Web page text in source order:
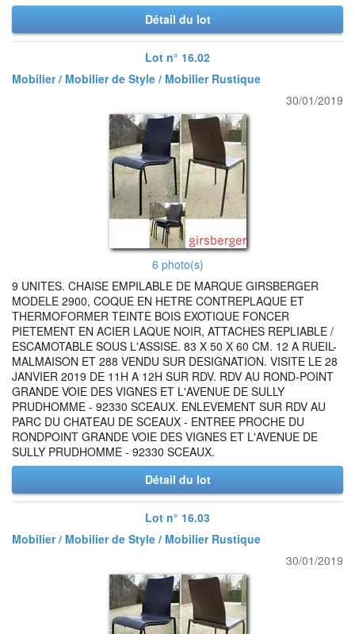
Détail du lot
Lot n° 16.02
Mobilier / Mobilier de Style / Mobilier Rustique
30/01/2019
6 photo(s)
9 UNITES. CHAISE EMPILABLE DE MARQUE GIRSBERGER
MODELE 2900, COQUE EN HETRE CONTREPLAQUE ET
THERMOFORMER TEINTE BOIS EXOTIQUE FONCER
PIETEMENT EN ACIER LAQUE NOIR, ATTACHES REPLIABLE /
ESCAMOTABLE SOUS L'ASSISE. 83 X 50 X 60 CM. 12 A RUEIL-
MALMAISON ET 288 VENDU SUR DESIGNATION. VISITE LE 28
JANVIER 2019 DE 11H A 12H SUR RDV. RDV AU ROND-POINT
GRANDE VOIE DES VIGNES ET L'AVENUE DE SULLY
PRUDHOMME - 92330 SCEAUX. ENLEVEMENT SUR RDV AU
PARC DU CHATEAU DE SCEAUX - ENTREE PROCHE DU
RONDPOINT GRANDE VOIE DES VIGNES ET L'AVENUE DE
SULLY PRUDHOMME - 92330 SCEAUX.
Détail du lot
Lot n° 16.03
Mobilier / Mobilier de Style / Mobilier Rustique
30/01/2019